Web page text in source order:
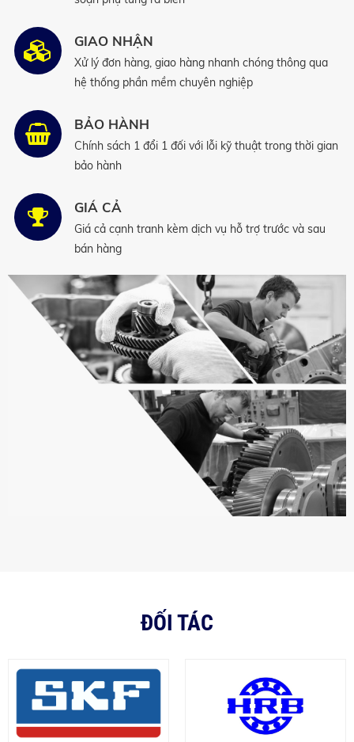
GIAO NHẬN
Xử lý đơn hàng, giao hàng nhanh chóng thông qua
hệ thống phần mềm chuyên nghiệp
BẢO HÀNH
Chính sách 1 đổi 1 đối với lỗi kỹ thuật trong thời gian
bảo hành
GIÁ CẢ
Giá cả cạnh tranh kèm dịch vụ hỗ trợ trước và sau
bán hàng
ĐỐI TÁC